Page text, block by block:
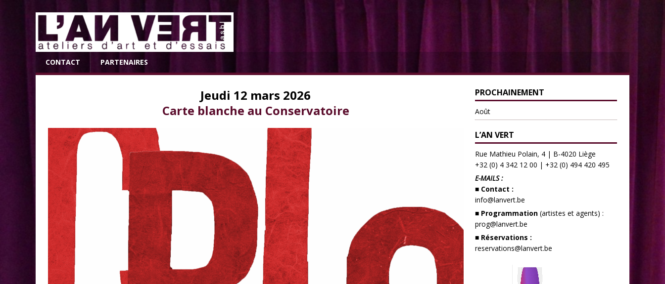
CONTACT PARTENAIRES
Jeudi 12 mars 2026
Carte blanche au Conservatoire
PROCHAINEMENT
Août
L’AN VERT
Rue Mathieu Polain, 4 | B-4020 Liège
+32 (0) 4 342 12 00 | +32 (0) 494 420 495
E-MAILS :
■ Contact :
info@lanvert.be
■ Programmation(artistes et agents) :
prog@lanvert.be
■ Réservations :
reservations@lanvert.be